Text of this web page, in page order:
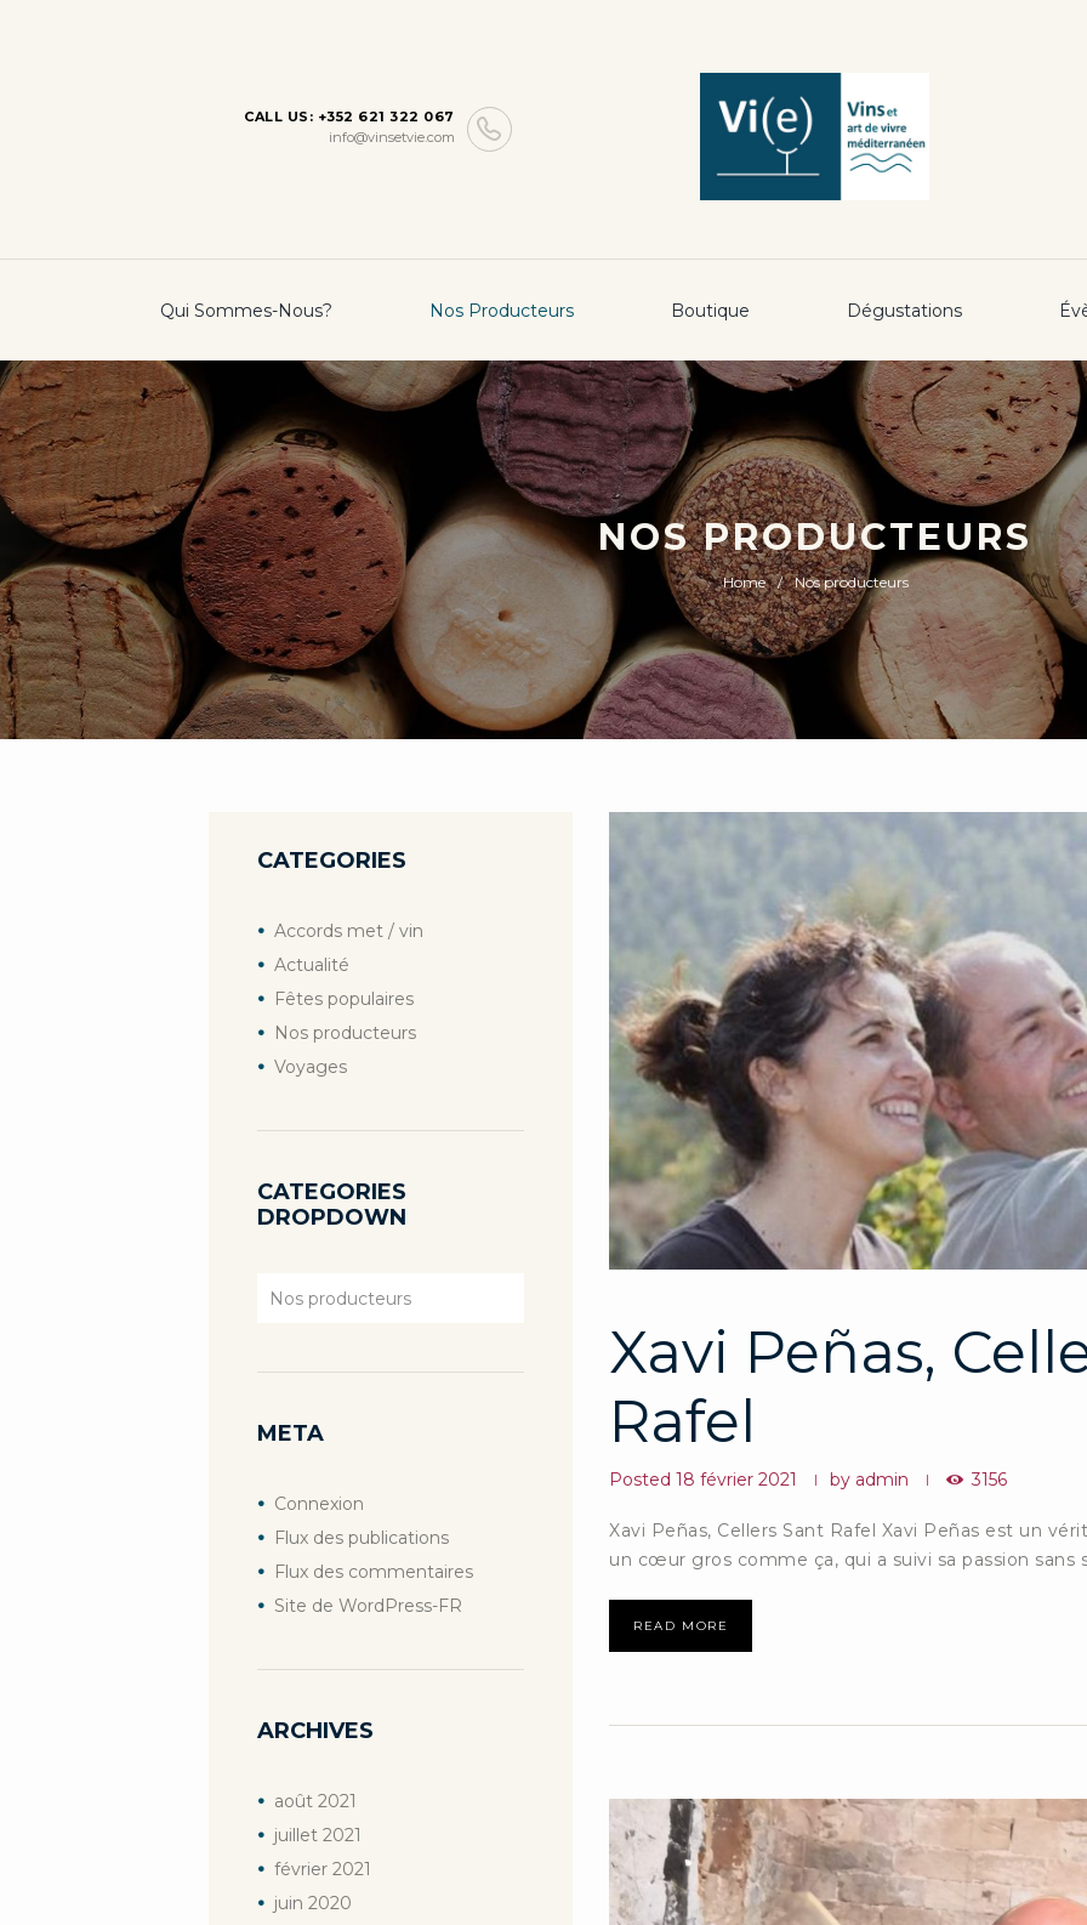
CALL US: +352 621 322 067
info@vinsetvie.com
Qui Sommes-Nous? Nos Producteurs Boutique Dégustations
NOS PRODUCTEURS
Home Nos producteurs
Xavi Peñas,
Rafel
Posted 18 février 2021 by admin 3156
Xavi Peñas, Cellers Sant Rafel Xavi Peñas est un
un cœur gros comme ça, qui a suivi sa passion sans
READ MORE
CATEGORIES
Accords met / vin
Actualité
Fêtes populaires
Nos producteurs
Voyages
CATEGORIES
DROPDOWN
Categories
Dropdown
META
Connexion
Flux des publications
Flux des commentaires
Site de WordPress-FR
ARCHIVES
août 2021
juillet 2021
février 2021
juin 2020